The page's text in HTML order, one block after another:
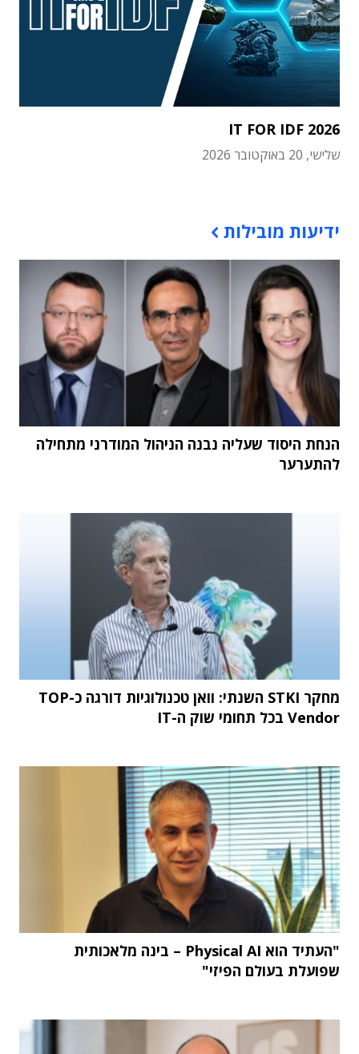
IT FOR IDF 2026
שלישי, 20 באוקטובר 2026
ידיעות מובילות
הנחת היסוד שעליה נבנה הניהול המודרני מתחילה
להתערער
מחקר STKI השנתי: וואן טכנולוגיות דורגה כ-TOP
Vendor בכל תחומי שוק ה-IT
"העתיד הוא Physical AI – בינה מלאכותית
שפועלת בעולם הפיזי"